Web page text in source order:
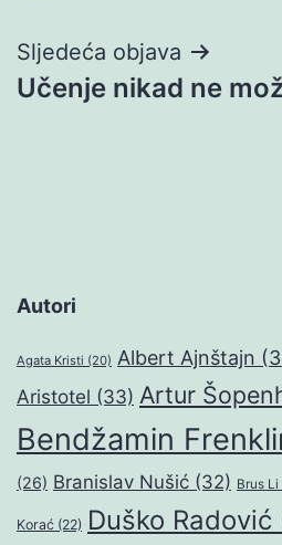
Sljedeća objava
Učenje nikad ne
Autori
Agata Kristi (20) Albert Ajnštajn
Aristotel (33) Artur
Bendžamin
(26) Branislav Nušić (32) Brus Li
Korać (22) Duško Radović